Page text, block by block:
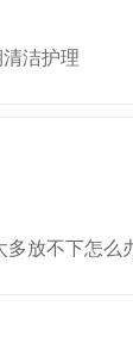
洁护理
多放不下怎么